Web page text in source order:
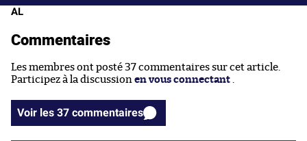
AL
Commentaires
Les membres ont posté 37 commentaires sur cet article.
Participez à la discussion en vous connectant
Voir les 37 commentaires